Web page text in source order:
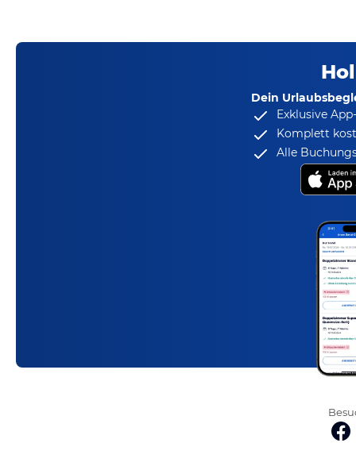
Dein
Exklusive
Komplett
Alle